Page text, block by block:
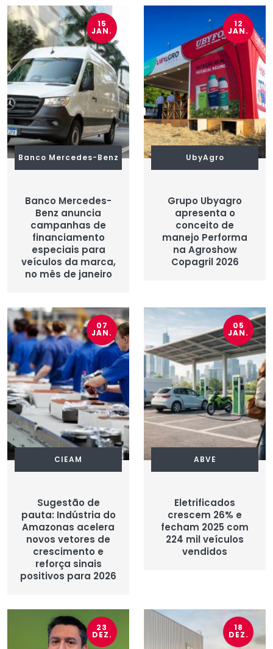
15
JAN.
Banco Mercedes-Benz
Banco Mercedes-
Benz anuncia
campanhas de
financiamento
especiais para
veículos da marca,
no mês de janeiro
12
JAN.
UbyAgro
Grupo Ubyagro
apresenta o
conceito de
manejo Performa
na Agroshow
Copagril 2026
07
JAN.
CIEAM
Sugestão de
pauta: Indústria do
Amazonas acelera
novos vetores de
crescimento e
reforça sinais
positivos para 2026
05
JAN.
ABVE
Eletrificados
crescem 26% e
fecham 2025 com
224 mil veículos
vendidos
23
DEZ.
18
DEZ.